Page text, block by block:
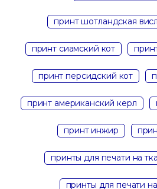
принт шотландская
принт сиамский кот
принт персидский кот
принт американский керл
принт инжир
принты для печати на
принты для печати